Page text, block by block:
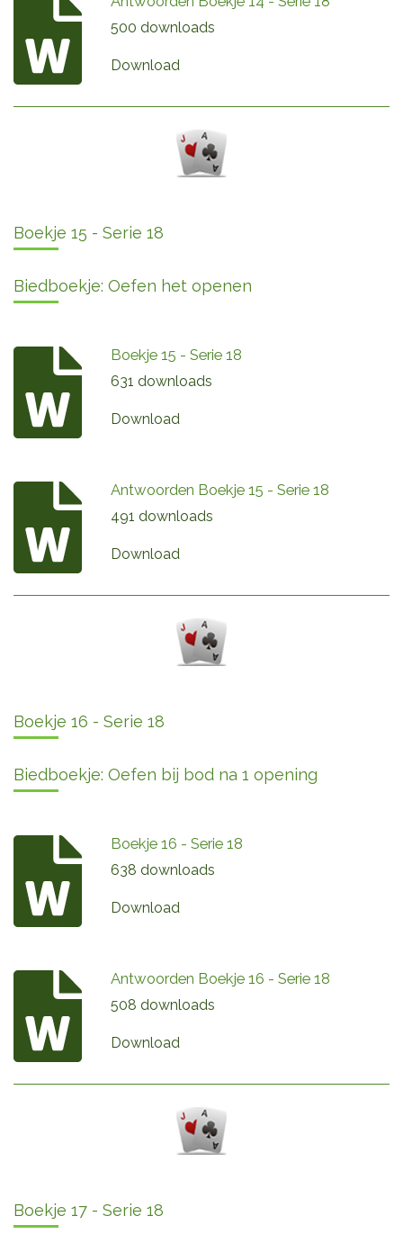
500 downloads
Download
Boekje 15 - Serie 18
Biedboekje: Oefen het openen
Boekje 15 - Serie 18
631 downloads
Download
Antwoorden Boekje 15 - Serie 18
491 downloads
Download
Boekje 16 - Serie 18
Biedboekje: Oefen bij bod na 1 opening
Boekje 16 - Serie 18
638 downloads
Download
Antwoorden Boekje 16 - Serie 18
508 downloads
Download
Boekje 17 - Serie 18